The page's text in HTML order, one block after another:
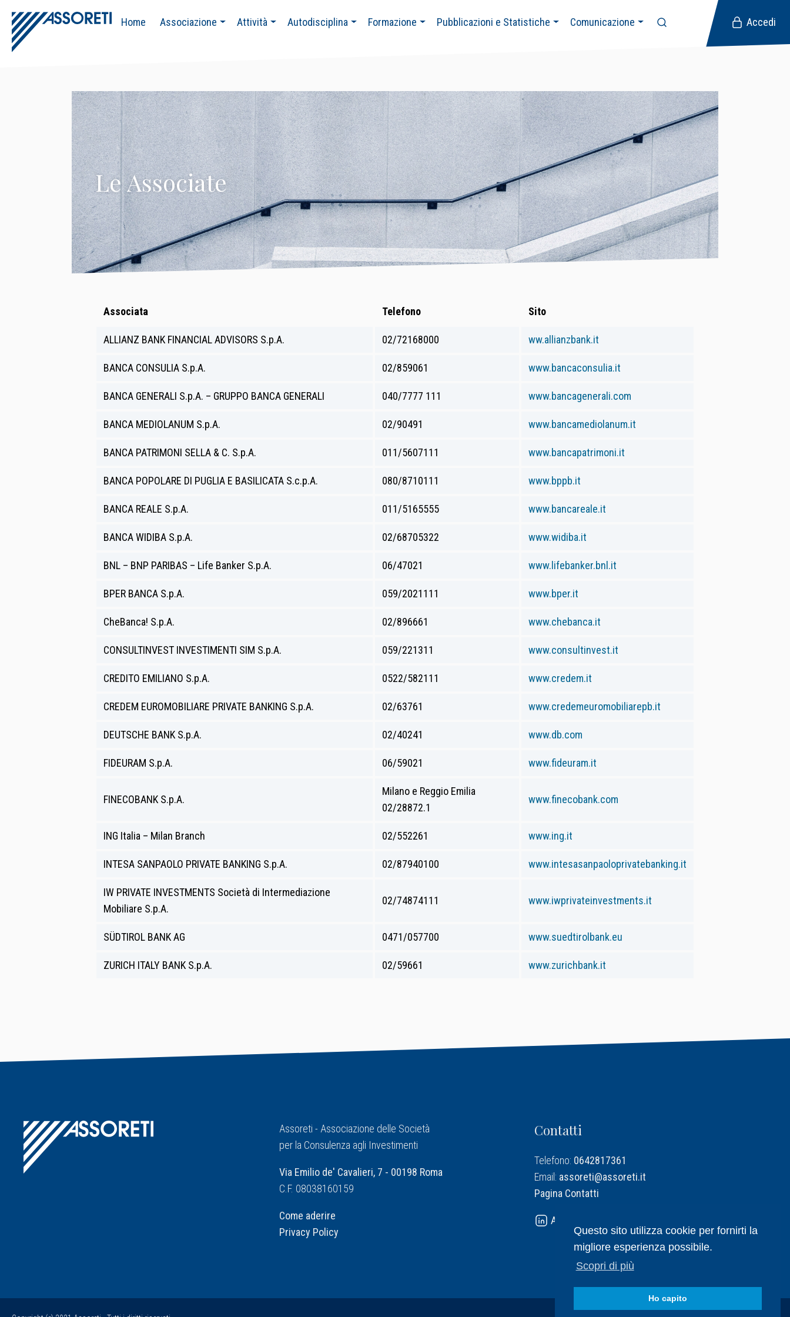
Questo sito utilizza cookie per fornirti la
migliore esperienza possibile.
Scopri di più
Ho capito
Accedi
Home Associazione Attività Autodisciplina Formazione Pubblicazioni e Statistiche Comunicazione
Le Associate
Associata Telefono Sito
ALLIANZ BANK FINANCIAL ADVISORS S.p.A. 02/72168000 ww.allianzbank.it
BANCA CONSULIA S.p.A. 02/859061 www.bancaconsulia.it
BANCA GENERALI S.p.A. – GRUPPO BANCA GENERALI 040/7777 111 www.bancagenerali.com
BANCA MEDIOLANUM S.p.A. 02/90491 www.bancamediolanum.it
BANCA PATRIMONI SELLA & C. S.p.A. 011/5607111 www.bancapatrimoni.it
BANCA POPOLARE DI PUGLIA E BASILICATA S.c.p.A. 080/8710111 www.bppb.it
BANCA REALE S.p.A. 011/5165555 www.bancareale.it
BANCA WIDIBA S.p.A. 02/68705322 www.widiba.it
BNL – BNP PARIBAS – Life Banker S.p.A. 06/47021 www.lifebanker.bnl.it
BPER BANCA S.p.A. 059/2021111 www.bper.it
CheBanca! S.p.A. 02/896661 www.chebanca.it
CONSULTINVEST INVESTIMENTI SIM S.p.A. 059/221311 www.consultinvest.it
CREDITO EMILIANO S.p.A. 0522/582111 www.credem.it
CREDEM EUROMOBILIARE PRIVATE BANKING S.p.A. 02/63761 www.credemeuromobiliarepb.it
DEUTSCHE BANK S.p.A. 02/40241 www.db.com
FIDEURAM S.p.A. 06/59021 www.fideuram.it
FINECOBANK S.p.A.
Milano e Reggio Emilia
02/28872.1
www.finecobank.com
ING Italia – Milan Branch 02/552261 www.ing.it
INTESA SANPAOLO PRIVATE BANKING S.p.A. 02/87940100 www.intesasanpaoloprivatebanking.it
IW PRIVATE INVESTMENTS Società di Intermediazione
Mobiliare S.p.A.
02/74874111 www.iwprivateinvestments.it
SÜDTIROL BANK AG 0471/057700 www.suedtirolbank.eu
ZURICH ITALY BANK S.p.A. 02/59661 www.zurichbank.it
Assoreti - Associazione delle Società
per la Consulenza agli Investimenti
Via Emilio de' Cavalieri, 7 - 00198 Roma
C.F. 08038160159
Come aderire
Privacy Policy
Contatti
Telefono: 0642817361
Email: assoreti@assoreti.it
Pagina Contatti
Assoreti su Linkedin